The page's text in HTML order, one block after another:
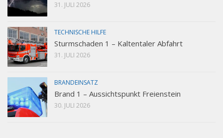
31. JULI 2026
TECHNISCHE HILFE
Sturmschaden 1 – Kaltentaler Abfahrt
31. JULI 2026
BRANDEINSATZ
Brand 1 – Aussichtspunkt Freienstein
30. JULI 2026